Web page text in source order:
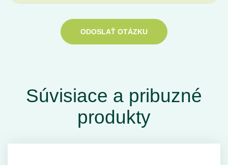
ODOSLAŤ OTÁZKU
Súvisiace a pribuzné
produkty